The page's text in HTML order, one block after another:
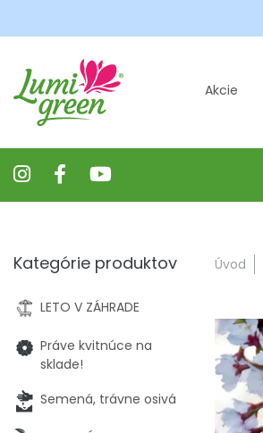
Akcie
Úvod
Kategórie produktov
LETO V ZÁHRADE
Práve kvitnúce na
sklade!
Semená, trávne osivá